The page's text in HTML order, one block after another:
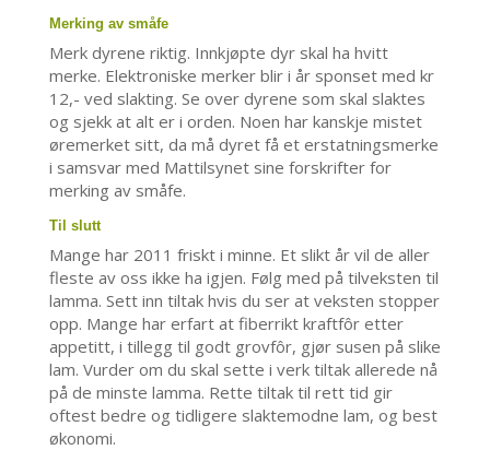
Merking av småfe
Merk dyrene riktig. Innkjøpte dyr skal ha hvitt
merke. Elektroniske merker blir i år sponset med kr
12,- ved slakting. Se over dyrene som skal slaktes
og sjekk at alt er i orden. Noen har kanskje mistet
øremerket sitt, da må dyret få et erstatningsmerke
i samsvar med Mattilsynet sine forskrifter for
merking av småfe.
Til slutt
Mange har 2011 friskt i minne. Et slikt år vil de aller
fleste av oss ikke ha igjen. Følg med på tilveksten til
lamma. Sett inn tiltak hvis du ser at veksten stopper
opp. Mange har erfart at fiberrikt kraftfôr etter
appetitt, i tillegg til godt grovfôr, gjør susen på slike
lam. Vurder om du skal sette i verk tiltak allerede nå
på de minste lamma. Rette tiltak til rett tid gir
oftest bedre og tidligere slaktemodne lam, og best
økonomi.